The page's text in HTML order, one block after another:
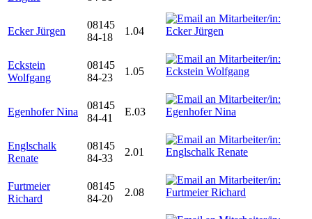
Ecker Jürgen
08145
84-18
1.04
Eckstein
Wolfgang
08145
84-23
1.05
Egenhofer Nina
08145
84-41
E.03
Englschalk
Renate
08145
84-33
2.01
Furtmeier
Richard
08145
84-20
2.08